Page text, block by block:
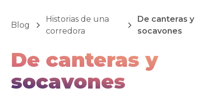
Blog
Historias de una
corredora
De canteras y
socavones
De canteras y
socavones